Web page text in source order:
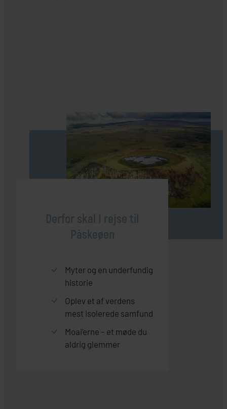
Derfor skal I rejse til
Påskeøen
Myter og en underfundig
historie
Oplev et af verdens
mest isolerede samfund
Moai’erne – et møde du
aldrig glemmer